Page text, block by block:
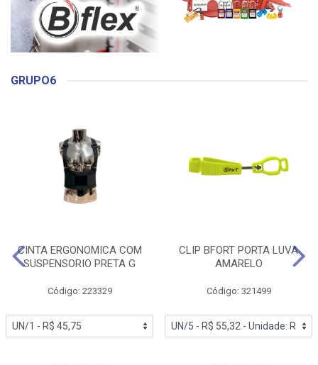
GRUPO6
CINTA ERGONOMICA COM
SUSPENSORIO PRETA G
Código: 223329
CLIP BFORT PORTA LUVA
AMARELO
Código: 321499